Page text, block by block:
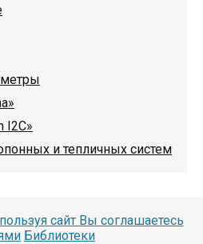
I2C»
и тепличных систем
сайт Вы соглашаетесь
Библиотеки